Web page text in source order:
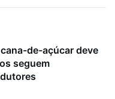
de-açúcar deve
seguem